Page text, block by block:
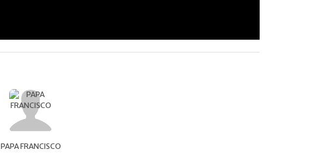
PAPA FRANCISCO